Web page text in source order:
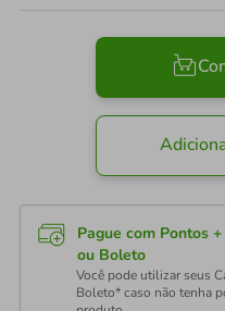
Pague com Pontos
ou Boleto
Você pode utilizar seus
Boleto* caso não tenha